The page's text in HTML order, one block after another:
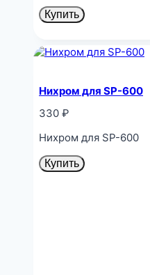
Купить
Нихром для SP-600
330 ₽
Нихром для SP-600
Купить